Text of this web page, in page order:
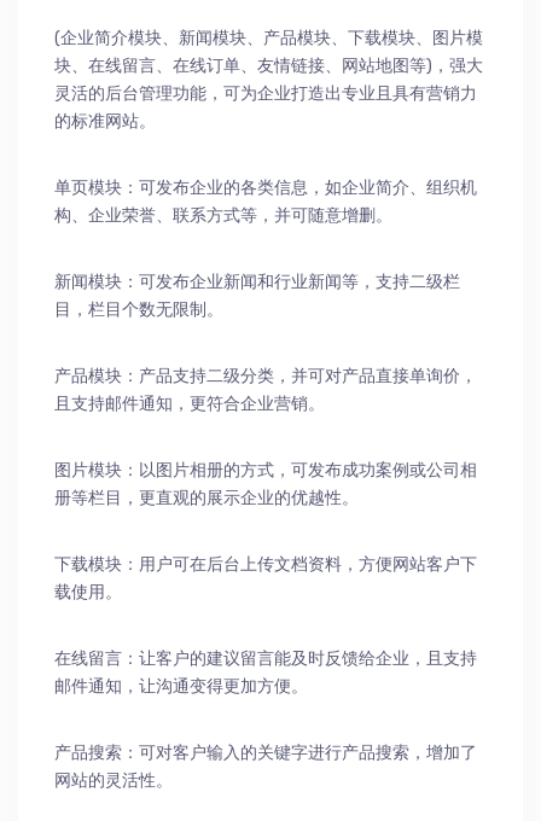
(企业简介模块、新闻模块、产品模块、下载模块、图片模
块、在线留言、在线订单、友情链接、网站地图等)，强大
灵活的后台管理功能，可为企业打造出专业且具有营销力
的标准网站。
单页模块：可发布企业的各类信息，如企业简介、组织机
构、企业荣誉、联系方式等，并可随意增删。
新闻模块：可发布企业新闻和行业新闻等，支持二级栏
目，栏目个数无限制。
产品模块：产品支持二级分类，并可对产品直接单询价，
且支持邮件通知，更符合企业营销。
图片模块：以图片相册的方式，可发布成功案例或公司相
册等栏目，更直观的展示企业的优越性。
下载模块：用户可在后台上传文档资料，方便网站客户下
载使用。
在线留言：让客户的建议留言能及时反馈给企业，且支持
邮件通知，让沟通变得更加方便。
产品搜索：可对客户输入的关键字进行产品搜索，增加了
网站的灵活性。